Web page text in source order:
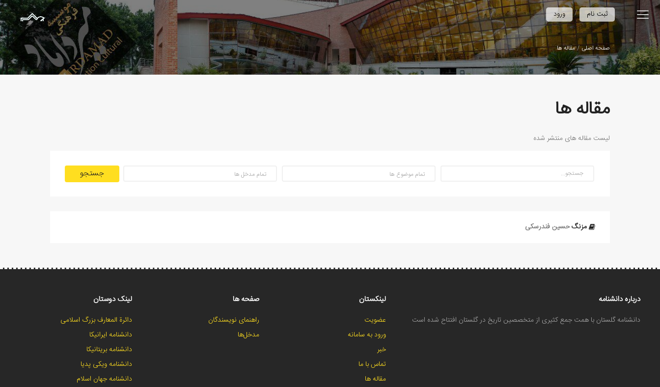
ورود / ثبت نام
صفحه اصلی مقاله ها
مقاله ها
لیست مقاله های منتشر شده
جستجو
مزنگحسین فندرسکی
درباره دانشنامه
دانشنامه گلستان با همت جمع کثیری از متخصصین تاریخ در گلستان افتتاح شده است
لینکستان
عضویت
ورود به سامانه
خبر
تماس با ما
مقاله ها
صفحه ها
راهنمای نویسندگان
مدخل‌ها
لینک دوستان
دائرة المعارف بزرگ اسلامی
دانشنامه ایرانیکا
دانشنامه بریتانیکا
دانشنامه ویکی پدیا
دانشنامه جهان اسلام